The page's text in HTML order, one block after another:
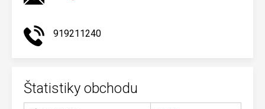
919211240
Štatistiky obchodu